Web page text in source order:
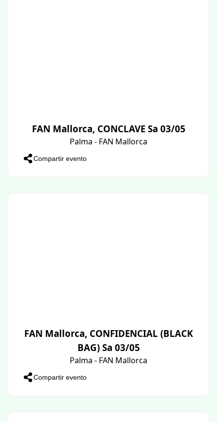
FAN Mallorca, CONCLAVE Sa 03/05
Palma - FAN Mallorca
Compartir evento
FAN Mallorca, CONFIDENCIAL (BLACK
BAG) Sa 03/05
Palma - FAN Mallorca
Compartir evento